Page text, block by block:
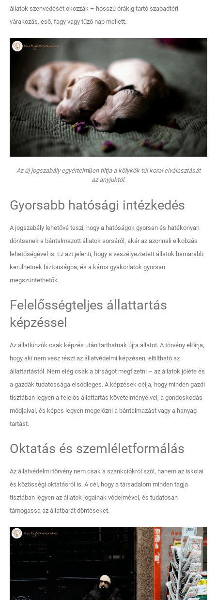
állatok szenvedését okozzák – hosszú órákig tartó szabadtéri
várakozás, eső, fagy vagy tűző nap mellett.
Az új jogszabály egyértelműen tiltja a kölykök túl korai elválasztását
az anyjuktól.
Gyorsabb hatósági intézkedés
A jogszabály lehetővé teszi, hogy a hatóságok gyorsan és hatékonyan
döntsenek a bántalmazott állatok sorsáról, akár az azonnali elkobzás
lehetőségével is. Ez azt jelenti, hogy a veszélyeztetett állatok hamarabb
kerülhetnek biztonságba, és a káros gyakorlatok gyorsan
megszüntethetők.
Felelősségteljes állattartás
képzéssel
Az állatkínzók csak képzés után tarthatnak újra állatot. A törvény előírja,
hogy aki nem vesz részt az állatvédelmi képzésen, eltiltható az
állattartástól. Nem elég csak a bírságot megfizetni – az állatok jóléte és
a gazdák tudatossága elsődleges. A képzések célja, hogy minden gazdi
tisztában legyen a felelős állattartás követelményeivel, a gondoskodás
módjaival, és képes legyen megelőzni a bántalmazást vagy a hanyag
tartást.
Oktatás és szemléletformálás
Az állatvédelmi törvény nem csak a szankciókról szól, hanem az iskolai
és közösségi oktatásról is. A cél, hogy a társadalom minden tagja
tisztában legyen az állatok jogainak védelmével, és tudatosan
támogassa az állatbarát döntéseket.